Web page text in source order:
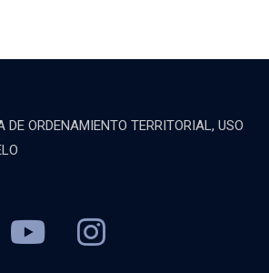
DE ORDENAMIENTO TERRITORIAL, USO